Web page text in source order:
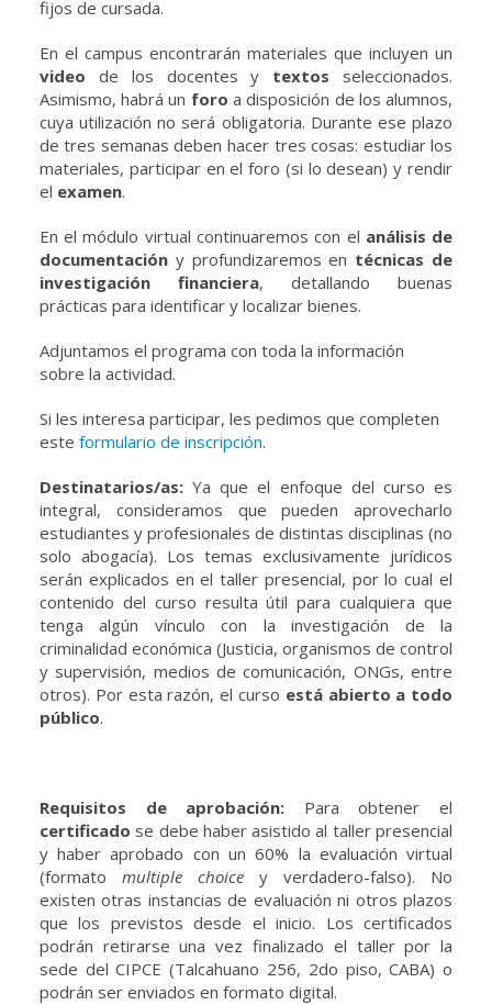
fijos de cursada.
En el campus encontrarán materiales que incluyen un
video de los docentes y textos seleccionados.
Asimismo, habrá un foro a disposición de los alumnos,
cuya utilización no será obligatoria. Durante ese plazo
de tres semanas deben hacer tres cosas: estudiar los
materiales, participar en el foro (si lo desean) y rendir
el examen.
En el módulo virtual continuaremos con el análisis de
documentacióny profundizaremos en técnicas de
investigación financiera, detallando buenas
prácticas para identificar y localizar bienes.
Adjuntamos el programa con toda la información
sobre la actividad.
Si les interesa participar, les pedimos que completen
este formulario de inscripción.
Destinatarios/as:Ya que el enfoque del curso es
integral, consideramos que pueden aprovecharlo
estudiantes y profesionales de distintas disciplinas (no
solo abogacía). Los temas exclusivamente jurídicos
serán explicados en el taller presencial, por lo cual el
contenido del curso resulta útil para cualquiera que
tenga algún vínculo con la investigación de la
criminalidad económica (Justicia, organismos de control
y supervisión, medios de comunicación, ONGs, entre
otros). Por esta razón, el curso está abierto a todo
público.
Requisitos de aprobación: Para obtener el
certificado se debe haber asistido al taller presencial
y haber aprobado con un 60% la evaluación virtual
(formato multiple choice y verdadero-falso). No
existen otras instancias de evaluación ni otros plazos
que los previstos desde el inicio. Los certificados
podrán retirarse una vez finalizado el taller por la
sede del CIPCE (Talcahuano 256, 2do piso, CABA) o
podrán ser enviados en formato digital.